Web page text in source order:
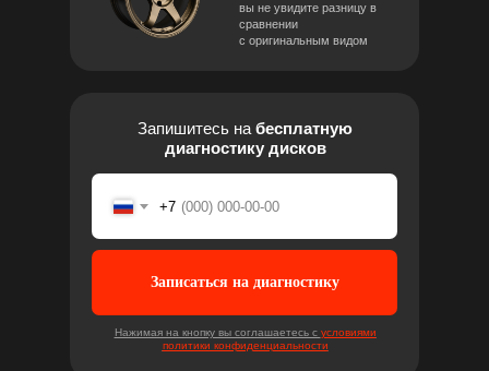
вы не увидите разницу в
сравнении
с оригинальным видом
Запишитесь на бесплатную
диагностику дисков
+7
Записаться на диагностику
Нажимая на кнопку вы соглашаетесь с условиями
политики конфиденциальности